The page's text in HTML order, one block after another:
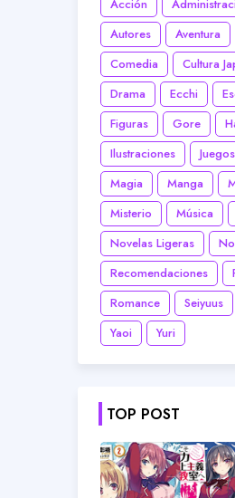
Acción
Autores
Aventura
Comedia
Cultura
Drama
Ecchi
Figuras
Gore
Ilustraciones
Juegos
Magia
Manga
Misterio
Música
Novelas Ligeras
Recomendaciones
Romance
Seiyuus
Yaoi
Yuri
TOP POST